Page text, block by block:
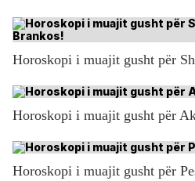
Horoskopi i muajit gusht për
Horoskopi i muajit gusht për
Horoskopi i muajit gusht për